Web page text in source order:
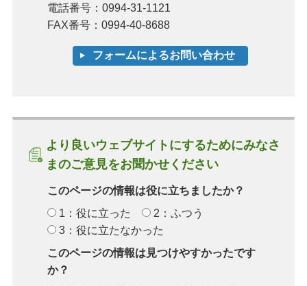
電話番号：0994-31-1121
FAX番号：0994-40-8688
より良いウェブサイトにするためにみなさ
まのご意見をお聞かせください
このページの情報は役に立ちましたか？
1：役に立った
2：ふつう
3：役に立たなかった
このページの情報は見つけやすかったです
か？